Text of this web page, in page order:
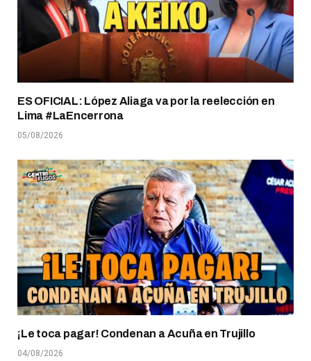
ES OFICIAL: López Aliaga va por la reelección en
Lima #LaEncerrona
05/08/2026
¡Le toca pagar! Condenan a Acuña en Trujillo
04/08/2026